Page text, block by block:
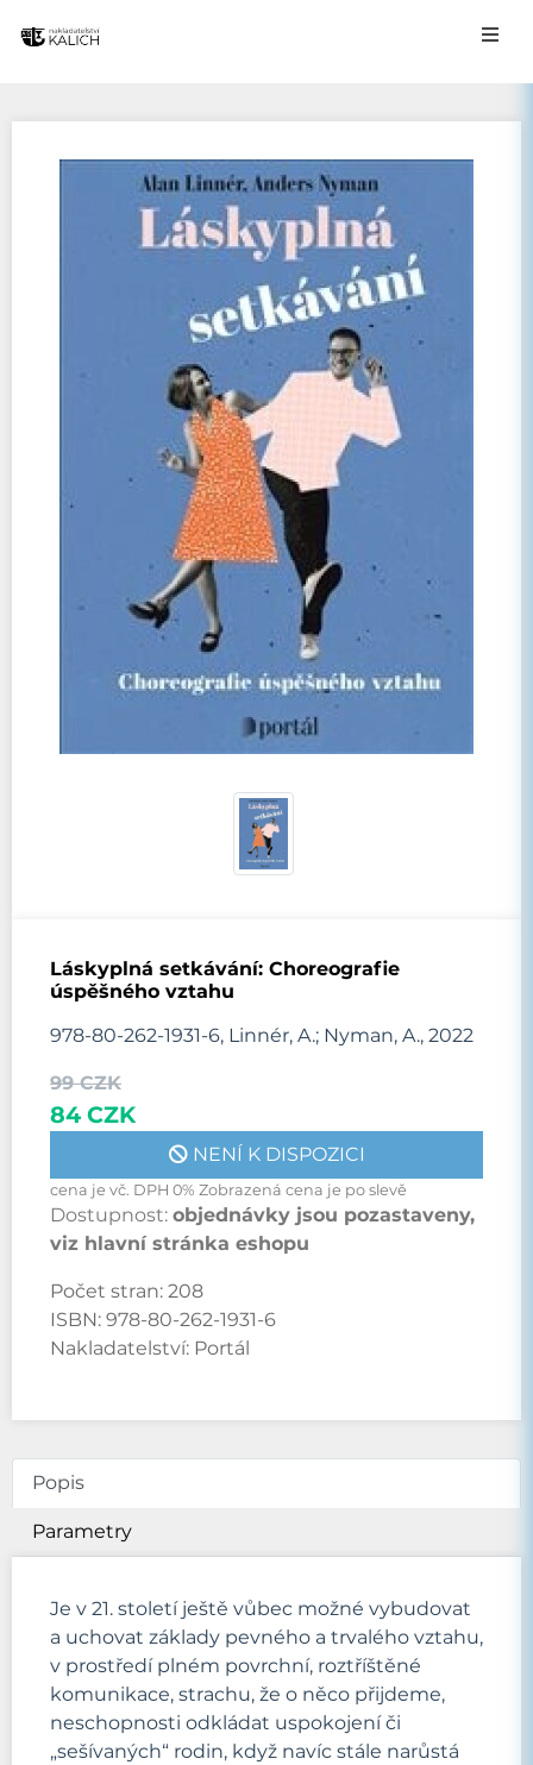
Láskyplná setkávání: Choreografie
úspěšného vztahu
978-80-262-1931-6, Linnér, A.; Nyman, A., 2022
99 CZK
84 CZK
NENÍ K DISPOZICI
cena je vč. DPH 0% Zobrazená cena je po slevě
Dostupnost: objednávky jsou pozastaveny,
viz hlavní stránka eshopu
Počet stran: 208
ISBN: 978-80-262-1931-6
Nakladatelství: Portál
Popis
Parametry
Je v 21. století ještě vůbec možné vybudovat
a uchovat základy pevného a trvalého vztahu,
v prostředí plném povrchní, roztříštěné
komunikace, strachu, že o něco přijdeme,
neschopnosti odkládat uspokojení či
„sešívaných“ rodin, když navíc stále narůstá